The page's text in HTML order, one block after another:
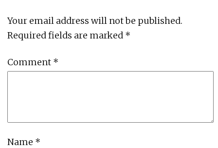
Your email address will not be published.
Required fields are marked *
Comment *
Name *